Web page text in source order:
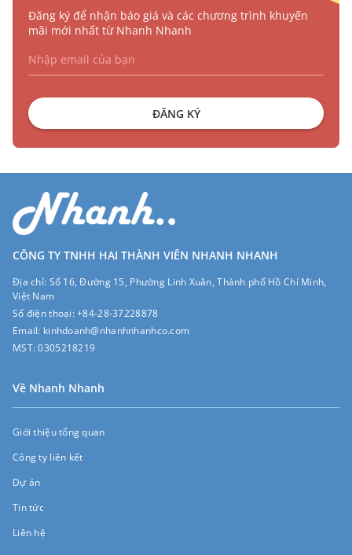
Đăng ký để nhận báo giá và các chương trình khuyến
mãi mới nhất từ Nhanh Nhanh
ĐĂNG KÝ
CÔNG TY TNHH HAI THÀNH VIÊN NHANH NHANH
Địa chỉ: Số 16, Đường 15, Phường Linh Xuân, Thành phố Hồ Chí Minh,
Việt Nam
Số điện thoại:+84-28-37228878
Email: kinhdoanh@nhanhnhanhco.com
MST:0305218219
Về Nhanh Nhanh
Giới thiệu tổng quan
Công ty liên kết
Dự án
Tin tức
Liên hệ